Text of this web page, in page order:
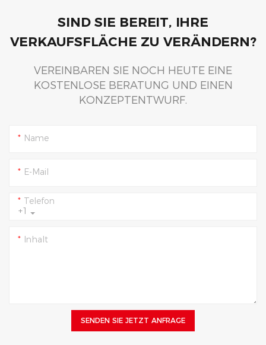
SIND SIE BEREIT, IHRE
VERKAUFSFLÄCHE ZU VERÄNDERN?
VEREINBAREN SIE NOCH HEUTE EINE
KOSTENLOSE BERATUNG UND EINEN
KONZEPTENTWURF.
Name
E-Mail
+1
Telefon
Inhalt
SENDEN SIE JETZT ANFRAGE